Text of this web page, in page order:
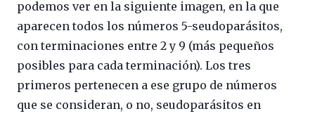
podemos ver en la siguiente imagen, en la que
aparecen todos los números 5-seudoparásitos,
con terminaciones entre 2 y 9 (más pequeños
posibles para cada terminación). Los tres
primeros pertenecen a ese grupo de números
que se consideran, o no, seudoparásitos en